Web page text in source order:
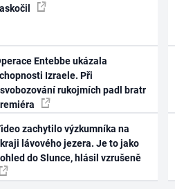
Entebbe ukázala
Izraele. Při
rukojmích padl bratr
zachytilo výzkumníka na
lávového jezera. Je to jako
do Slunce, hlásil vzrušeně